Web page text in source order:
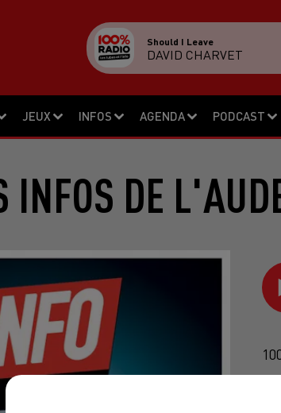
JEUX INFOS AGENDA PODCAST
Should I Leave
DAVID CHARVET
INFOS DE